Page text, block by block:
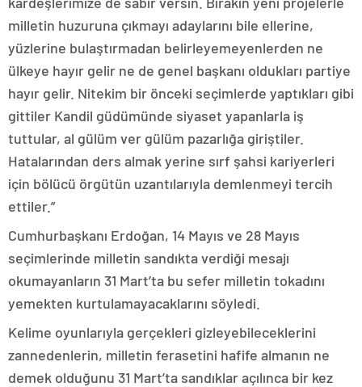
milletin huzuruna çıkmayı adaylarını bile ellerine,
yüzlerine bulaştırmadan belirleyemeyenlerden ne
ülkeye hayır gelir ne de genel başkanı oldukları partiye
hayır gelir. Nitekim bir önceki seçimlerde yaptıkları gibi
gittiler Kandil güdümünde siyaset yapanlarla iş
tuttular, al gülüm ver gülüm pazarlığa giriştiler.
Hatalarından ders almak yerine sırf şahsi kariyerleri
için bölücü örgütün uzantılarıyla demlenmeyi tercih
ettiler.”
Cumhurbaşkanı Erdoğan, 14 Mayıs ve 28 Mayıs
seçimlerinde milletin sandıkta verdiği mesajı
okumayanların 31 Mart’ta bu sefer milletin tokadını
yemekten kurtulamayacaklarını söyledi.
Kelime oyunlarıyla gerçekleri gizleyebileceklerini
zannedenlerin, milletin ferasetini hafife almanın ne
demek olduğunu 31 Mart’ta sandıklar açılınca bir kez